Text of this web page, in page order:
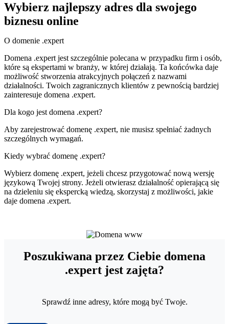
Wybierz najlepszy adres dla swojego
biznesu online
O domenie .expert
Domena .expert jest szczególnie polecana w przypadku firm i osób,
które są ekspertami w branży, w której działają. Ta końcówka daje
możliwość stworzenia atrakcyjnych połączeń z nazwami
działalności. Twoich zagranicznych klientów z pewnością bardziej
zainteresuje domena .expert.
Dla kogo jest domena .expert?
Aby zarejestrować domenę .expert, nie musisz spełniać żadnych
szczególnych wymagań.
Kiedy wybrać domenę .expert?
Wybierz domenę .expert, jeżeli chcesz przygotować nową wersję
językową Twojej strony. Jeżeli otwierasz działalność opierającą się
na dzieleniu się ekspercką wiedzą, skorzystaj z możliwości, jakie
daje domena .expert.
Poszukiwana przez Ciebie domena
.expert jest zajęta?
Sprawdź inne adresy, które mogą być Twoje.